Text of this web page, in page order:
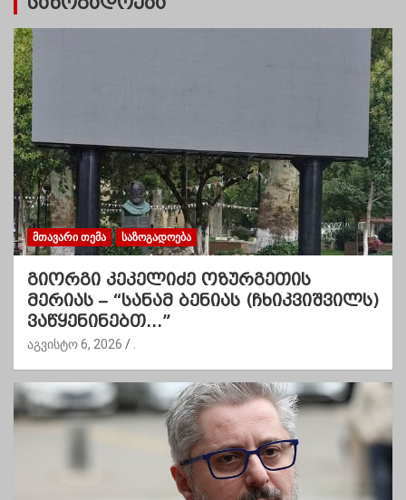
ᲛᲗᲐᲕᲐᲠᲘ ᲗᲔᲛᲐ ᲡᲐᲖᲝᲒᲐᲓᲝᲔᲑᲐ
გიორგი კეკელიძე ოზურგეთის
მერიას – “სანამ ბენიას (ჩხიკვიშვილს)
ვაწყენინებთ…”
აგვისტო 6, 2026